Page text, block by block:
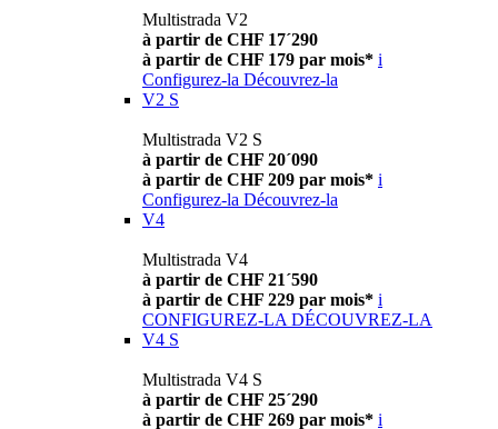
Multistrada V2
à partir de CHF 17´290
à partir de CHF 179 par mois* i
Configurez-la Découvrez-la
V2 S
Multistrada V2 S
à partir de CHF 20´090
à partir de CHF 209 par mois* i
Configurez-la Découvrez-la
V4
Multistrada V4
à partir de CHF 21´590
à partir de CHF 229 par mois* i
CONFIGUREZ-LA DÉCOUVREZ-LA
V4 S
Multistrada V4 S
à partir de CHF 25´290
à partir de CHF 269 par mois* i